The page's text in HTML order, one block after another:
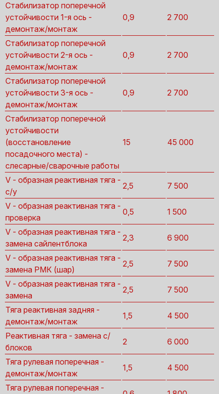
Стабилизатор поперечной
устойчивости 1-я ось -
демонтаж/монтаж
0,9 2 700
Стабилизатор поперечной
устойчивости 2-я ось -
демонтаж/монтаж
0,9 2 700
Стабилизатор поперечной
устойчивости 3-я ось -
демонтаж/монтаж
0,9 2 700
Стабилизатор поперечной
устойчивости
(восстановление
посадочного места) -
слесарные/сварочные работы
15 45 000
V - образная реактивная тяга -
с/у
2,5 7 500
V - образная реактивная тяга -
проверка
0,5 1 500
V - образная реактивная тяга -
замена сайлентблока
2,3 6 900
V - образная реактивная тяга -
замена РМК (шар)
2,5 7 500
V - образная реактивная тяга -
замена
2,5 7 500
Тяга реактивная задняя -
демонтаж/монтаж
1,5 4 500
Реактивная тяга - замена с/
блоков
2 6 000
Тяга рулевая поперечная -
демонтаж/монтаж
1,5 4 500
Тяга рулевая поперечная -